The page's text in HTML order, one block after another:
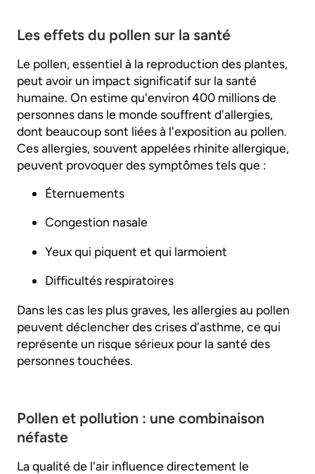
Les effets du pollen sur la santé
Le pollen, essentiel à la reproduction des plantes,
peut avoir un impact significatif sur la santé
humaine. On estime qu'environ 400 millions de
personnes dans le monde souffrent d'allergies,
dont beaucoup sont liées à l'exposition au pollen.
Ces allergies, souvent appelées rhinite allergique,
peuvent provoquer des symptômes tels que :
Éternuements
Congestion nasale
Yeux qui piquent et qui larmoient
Difficultés respiratoires
Dans les cas les plus graves, les allergies au pollen
peuvent déclencher des crises d'asthme, ce qui
représente un risque sérieux pour la santé des
personnes touchées.
Pollen et pollution : une combinaison
néfaste
La qualité de l'air influence directement le